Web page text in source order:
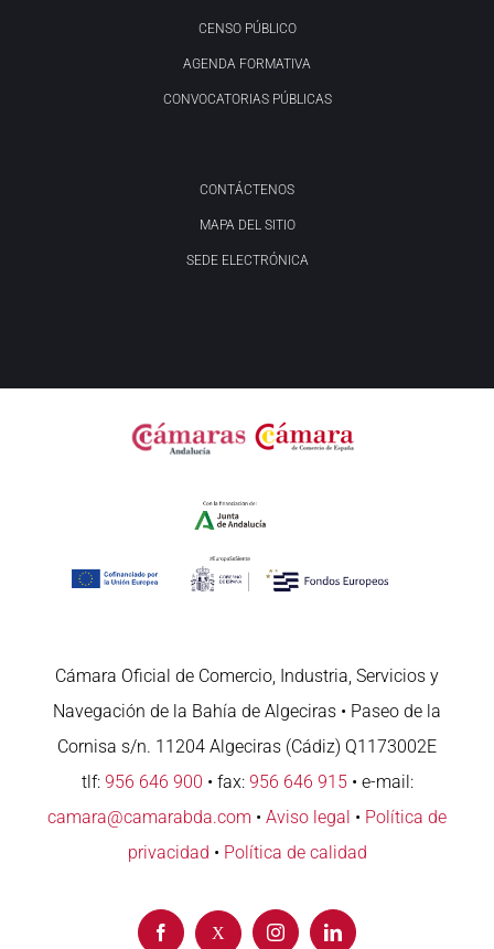
CENSO PÚBLICO
AGENDA FORMATIVA
CONVOCATORIAS PÚBLICAS
CONTÁCTENOS
MAPA DEL SITIO
SEDE ELECTRÓNICA
Cámara Oficial de Comercio, Industria, Servicios y
Navegación de la Bahía de Algeciras • Paseo de la
Cornisa s/n. 11204 Algeciras (Cádiz) Q1173002E
tlf: 956 646 900 • fax: 956 646 915• e-mail:
camara@camarabda.com • Aviso legal • Política de
privacidad • Política de calidad
Facebook
X InstagramLinkedIn